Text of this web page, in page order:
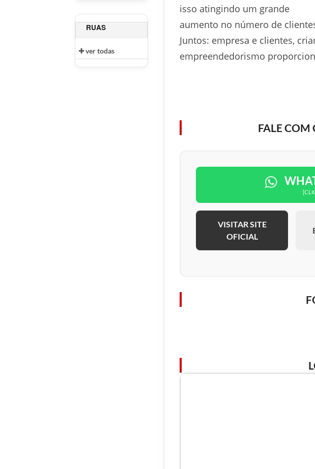
RUAS
ver todas
isso atingindo um grande
aumento no número de
Juntos: empresa e clientes,
empreendedorismo
FALE COM
VISITAR SITE
OFICIAL